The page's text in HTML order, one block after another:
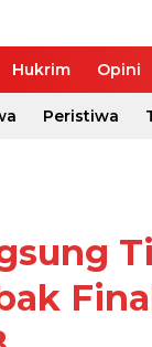
Hukrim Opini
Peristiwa